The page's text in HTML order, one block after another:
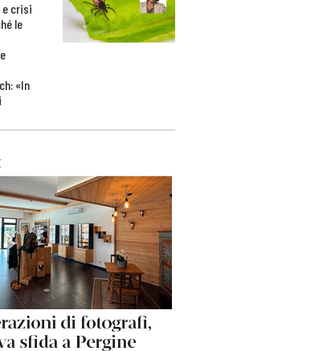
e crisi
le
«In